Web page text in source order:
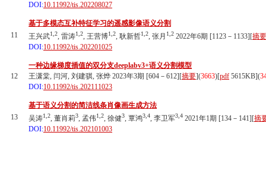
DOI:10.11992/tis.202208027
11
基于多模态互补特征学习的遥感影像语义分割
王兴武1,2, 雷涛1,2, 王营博1,2, 耿新哲1,2, 张月 1,2 2022年6期 [1123－1133][摘要
DOI:10.11992/tis.202201025
12
一种边缘梯度插值的双分支deeplabv3+语义分割模型
王潇棠, 闫河, 刘建骐, 张烨 2023年3期 [604－612][摘要](3663)[pdf 5615KB](
DOI:10.11992/tis.202111023
13
基于语义分割的简洁线条肖像画生成方法
吴涛1,2, 董肖莉3, 孟伟1,2, 徐健3, 覃鸿3,4, 李卫军3,4 2021年1期 [134－141][摘
DOI:10.11992/tis.202101003